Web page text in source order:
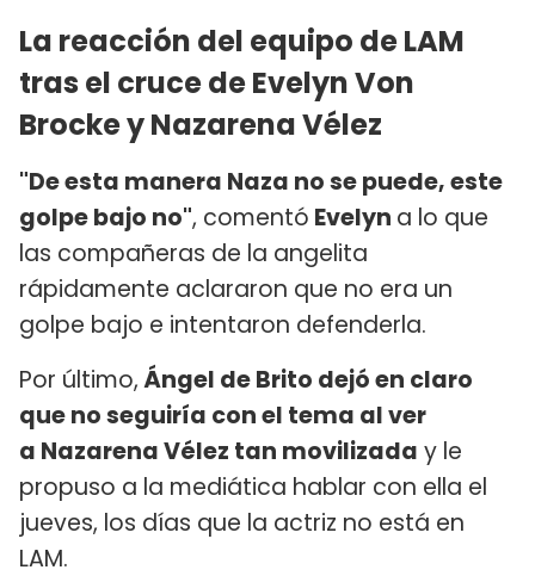
La reacción del equipo de LAM
tras el cruce de Evelyn Von
Brocke y Nazarena Vélez
"De esta manera Naza no se puede, este
golpe bajo no", comentó Evelyn a lo que
las compañeras de la angelita
rápidamente aclararon que no era un
golpe bajo e intentaron defenderla.
Por último,Ángel de Brito dejó en claro
que no seguiría con el tema al ver
a Nazarena Vélez tan movilizada y le
propuso a la mediática hablar con ella el
jueves, los días que la actriz no está en
LAM.